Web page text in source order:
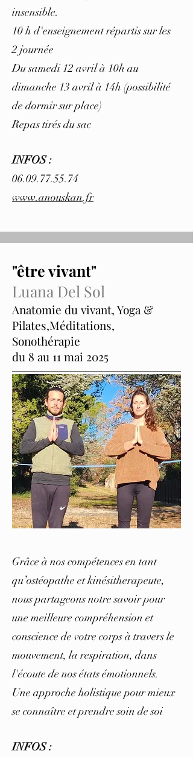
insensible.
10 h d'enseignement répartis sur les
2 journée
Du samedi 12 avril à 10h au
dimanche 13 avril à 14h (possibilité
de dormir sur place)
Repas tirés du sac
INFOS :
06.09.77.55.74
www.anouskan.fr
"être vivant"
Luana Del Sol
Anatomie du vivant, Yoga &
Pilates,Méditations,
Sonothérapie
du 8 au 11 mai 2025
Grâce à nos compétences en tant
qu’ostéopathe et kinésitherapeute,
nous partageons notre savoir pour
une meilleure compréhension et
conscience de votre corps à travers le
mouvement, la respiration, dans
l'écoute de nos états émotionnels.
Une approche holistique pour mieux
se connaître et prendre soin de soi
INFOS :